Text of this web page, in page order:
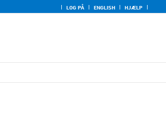
LOG PÅ ENGLISH HJÆLP